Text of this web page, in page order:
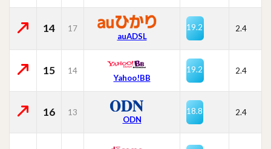
14
17
auADSL
19.2 2.4
15 14
Yahoo!BB
19.2 2.4
16 13
ODN
18.8 2.4